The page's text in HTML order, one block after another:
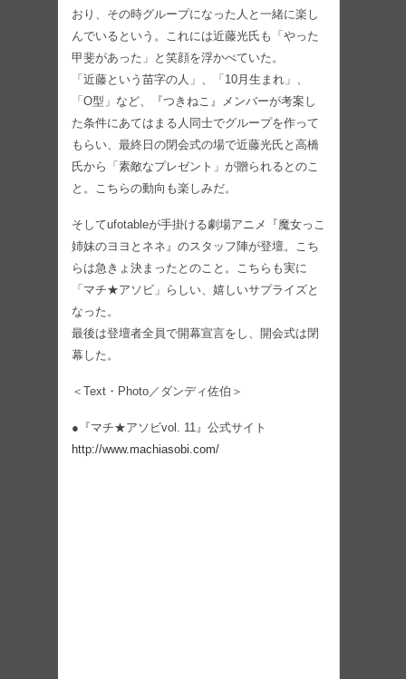
おり、その時グループになった人と一緒に楽し
んでいるという。これには近藤光氏も「やった
甲斐があった」と笑顔を浮かべていた。
「近藤という苗字の人」、「10月生まれ」、
「O型」など、『つきねこ』メンバーが考案し
た条件にあてはまる人同士でグループを作って
もらい、最終日の閉会式の場で近藤光氏と高橋
氏から「素敵なプレゼント」が贈られるとのこ
と。こちらの動向も楽しみだ。
そしてufotableが手掛ける劇場アニメ『魔女っこ
姉妹のヨヨとネネ』のスタッフ陣が登壇。こち
らは急きょ決まったとのこと。こちらも実に
「マチ★アソビ」らしい、嬉しいサプライズと
なった。
最後は登壇者全員で開幕宣言をし、開会式は閉
幕した。
＜Text・Photo／ダンディ佐伯＞
●『マチ★アソビvol. 11』公式サイト
http://www.machiasobi.com/